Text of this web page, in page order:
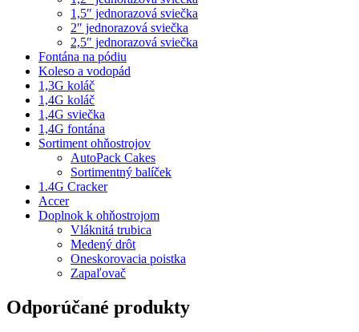
1,5″ jednorazová sviečka
2″ jednorazová sviečka
2,5″ jednorazová sviečka
Fontána na pódiu
Koleso a vodopád
1,3G koláč
1,4G koláč
1,4G sviečka
1,4G fontána
Sortiment ohňostrojov
AutoPack Cakes
Sortimentný balíček
1.4G Cracker
Accer
Doplnok k ohňostrojom
Vláknitá trubica
Medený drôt
Oneskorovacia poistka
Zapaľovač
Odporúčané produkty